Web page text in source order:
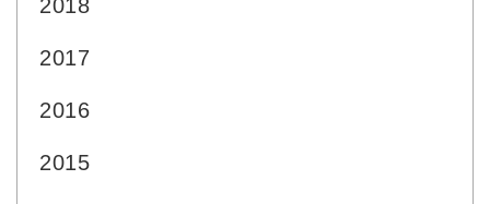
2018
2017
2016
2015